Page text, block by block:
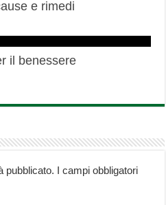
e rimedi
il benessere
pubblicato. I campi obbligatori